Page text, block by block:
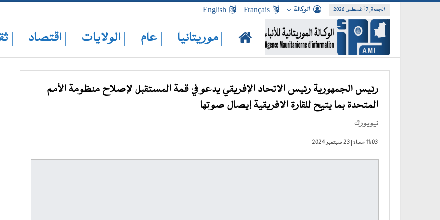
الجمعة, 7 أغسطس 2026 الوكالة Français
English
| موريتانيا | عام | الولايات | اقتصاد |
رئيس الجمهورية رئيس الاتحاد الإفريقي يدعو في قمة المستقبل لإصلاح منظومة الأمم
المتحدة بما يتيح للقارة الافريقية إيصال صوتها
نيويورك
11:03 مساءً | 23 سبتمبر 2024